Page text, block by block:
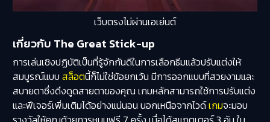
เว็บตรงไม่ผ่านเอเย่นต์
เกี่ยวกับ The Great Stick-up
การเล่นเชิงปฏิบัติเป็นที่รู้จักกันดีในการเลือกธีมแล้วปรับแต่งให้
สมบูรณ์แบบ สล็อตนี้ก็ไม่ใช่ข้อยกเว้น มีการออกแบบที่สวยงามและ
สบายตาซึ่งดึงดูดสายตาของคุณ เกมหลักสามารถใช้การปรับแต่ง
และฟีเจอร์เพิ่มเติมได้อย่างแน่นอน นอกเหนือจากไวด์เกมจะมอบ